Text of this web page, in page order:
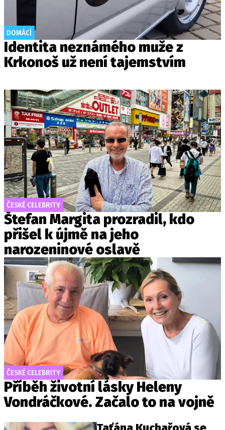
DOMÁCÍ
Identita neznámého muže z
Krkonoš už není tajemstvím
ČESKÉ CELEBRITY
Štefan Margita prozradil, kdo
přišel k újmě na jeho
narozeninové oslavě
ČESKÉ CELEBRITY
Příběh životní lásky Heleny
Vondráčkové. Začalo to na vojně